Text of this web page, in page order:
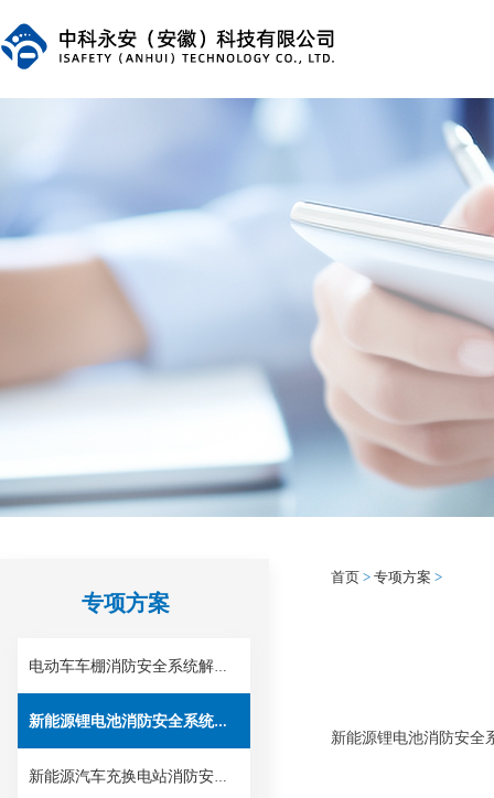
首页 > 专项方案 >
新能源锂电池消防安全
电动车车棚消防安全系统解决方案
新能源锂电池消防安全系统解决方案
新能源汽车充换电站消防安全系统解决方案
专项方案